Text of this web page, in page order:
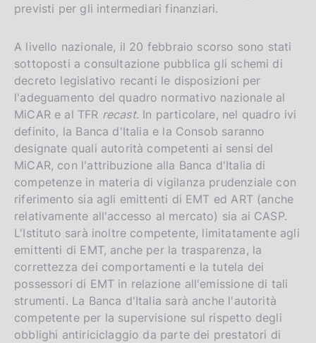
previsti per gli intermediari finanziari.
A livello nazionale, il 20 febbraio scorso sono stati
sottoposti a consultazione pubblica gli schemi di
decreto legislativo recanti le disposizioni per
l'adeguamento del quadro normativo nazionale al
MiCAR e al TFR recast. In particolare, nel quadro ivi
definito, la Banca d'Italia e la Consob saranno
designate quali autorità competenti ai sensi del
MiCAR, con l'attribuzione alla Banca d'Italia di
competenze in materia di vigilanza prudenziale con
riferimento sia agli emittenti di EMT ed ART (anche
relativamente all'accesso al mercato) sia ai CASP.
L'Istituto sarà inoltre competente, limitatamente agli
emittenti di EMT, anche per la trasparenza, la
correttezza dei comportamenti e la tutela dei
possessori di EMT in relazione all'emissione di tali
strumenti. La Banca d'Italia sarà anche l'autorità
competente per la supervisione sul rispetto degli
obblighi antiriciclaggio da parte dei prestatori di